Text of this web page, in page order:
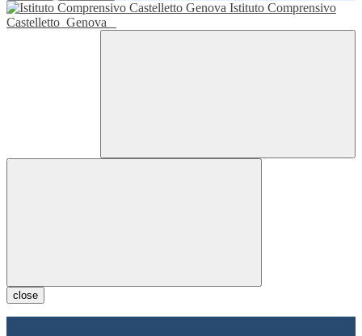
Istituto Comprensivo
Castelletto Genova
close